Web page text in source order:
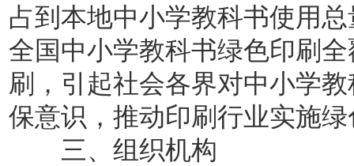
占到本地中小学教科书使用
全国中小学教科书绿色印刷
刷，引起社会各界对中小学
保意识，推动印刷行业实施
三、组织机构